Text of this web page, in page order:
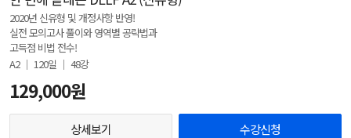
2020년 신유형 및 개정사항 반영!
실전 모의고사 풀이와 영역별 공략법과
고득점 비법 전수!
A2 │ 120일 │ 48강
129,000원
상세보기 수강신청